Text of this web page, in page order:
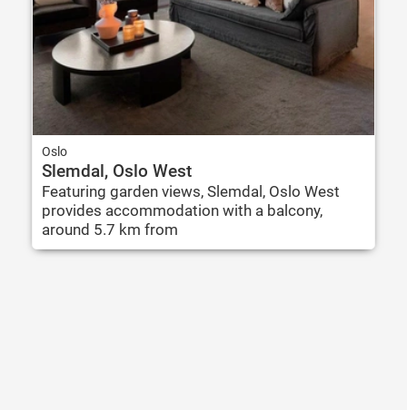
Oslo
Slemdal, Oslo West
Featuring garden views, Slemdal, Oslo West
provides accommodation with a balcony,
around 5.7 km from